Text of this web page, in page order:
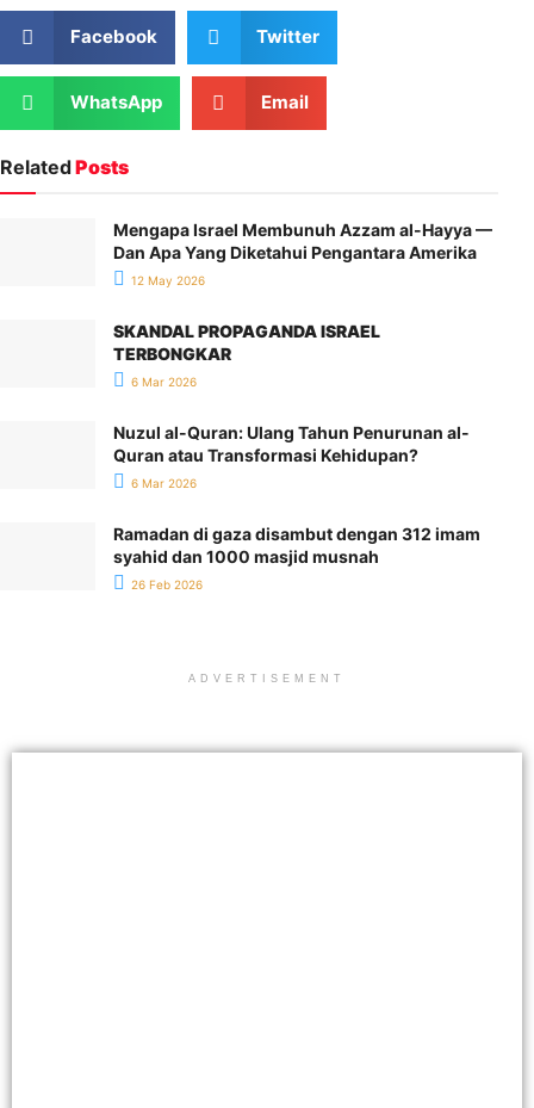
Facebook Twitter
WhatsApp Email
RelatedPosts
Mengapa Israel Membunuh Azzam al-Hayya —
Dan Apa Yang Diketahui Pengantara Amerika
12 May 2026
SKANDAL PROPAGANDA ISRAEL
TERBONGKAR
6 Mar 2026
Nuzul al-Quran: Ulang Tahun Penurunan al-
Quran atau Transformasi Kehidupan?
6 Mar 2026
Ramadan di gaza disambut dengan 312 imam
syahid dan 1000 masjid musnah
26 Feb 2026
ADVERTISEMENT